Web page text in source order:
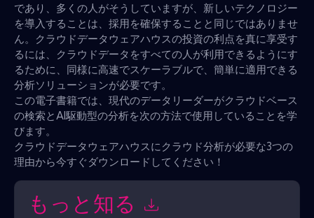
であり、多くの人がそうしていますが、新しいテクノロジー
を導入することは、採用を確保することと同じではありませ
ん。クラウドデータウェアハウスの投資の利点を真に享受す
るには、クラウドデータをすべての人が利用できるようにす
るために、同様に高速でスケーラブルで、簡単に適用できる
分析ソリューションが必要です。
この電子書籍では、現代のデータリーダーがクラウドベース
の検索とAI駆動型の分析を次の方法で使用していることを学
びます。
クラウドデータウェアハウスにクラウド分析が必要な3つの
理由から今すぐダウンロードしてください！
もっと知る